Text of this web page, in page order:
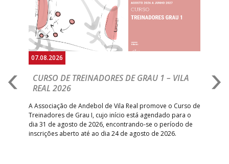
07.08.2026
CURSO DE TREINADORES DE GRAU 1 – VILA
REAL 2026
A Associação de Andebol de Vila Real promove o Curso de
Treinadores de Grau I, cujo início está agendado para o
dia 31 de agosto de 2026, encontrando-se o período de
inscrições aberto até ao dia 24 de agosto de 2026.